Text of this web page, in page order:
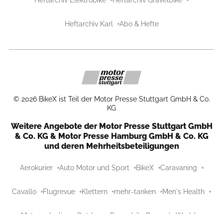
Heftarchiv Karl Abo & Hefte
© 2026 BikeX ist Teil der Motor Presse Stuttgart GmbH & Co.
KG
Weitere Angebote der Motor Presse Stuttgart GmbH
& Co. KG & Motor Presse Hamburg GmbH & Co. KG
und deren Mehrheitsbeteiligungen
Aerokurier Auto Motor und Sport BikeX Caravaning
Cavallo Flugrevue Klettern mehr-tanken Men's Health